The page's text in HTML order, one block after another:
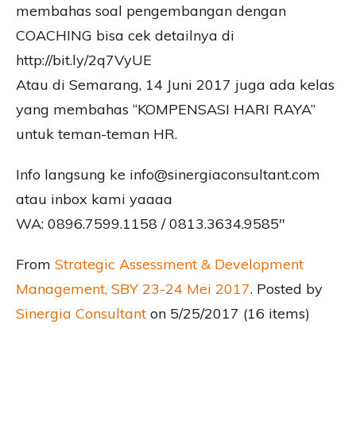
membahas soal pengembangan dengan
COACHING bisa cek detailnya di
http://bit.ly/2q7VyUE
Atau di Semarang, 14 Juni 2017 juga ada kelas
yang membahas “KOMPENSASI HARI RAYA”
untuk teman-teman HR.
Info langsung ke info@sinergiaconsultant.com
atau inbox kami yaaaa
WA: 0896.7599.1158 / 0813.3634.9585″
From Strategic Assessment & Development
Management, SBY 23-24 Mei 2017. Posted by
Sinergia Consultant on 5/25/2017 (16 items)